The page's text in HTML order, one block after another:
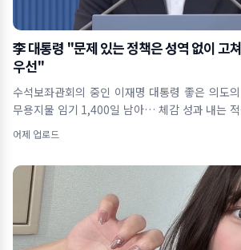
李 대통령 "문제 있는 정책은 성역 없이 고
우선"
수석보좌관회의 중인 이재명 대통령 좋은 의도의 정책이라도 피해 주면
무용지물 임기 1,400일 남아… 체감 성과 내는
정&midd
어제 업로드